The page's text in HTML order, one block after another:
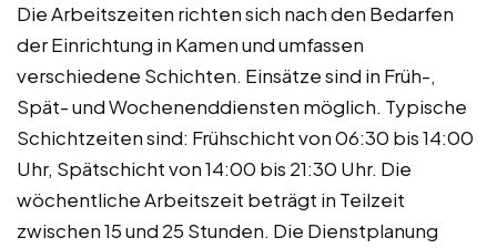
Die Arbeitszeiten richten sich nach den Bedarfen
der Einrichtung in Kamen und umfassen
verschiedene Schichten. Einsätze sind in Früh-,
Spät- und Wochenenddiensten möglich. Typische
Schichtzeiten sind: Frühschicht von 06:30 bis 14:00
Uhr, Spätschicht von 14:00 bis 21:30 Uhr. Die
wöchentliche Arbeitszeit beträgt in Teilzeit
zwischen 15 und 25 Stunden. Die Dienstplanung